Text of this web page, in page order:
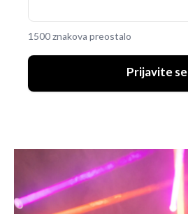
1500 znakova preostalo
Prijavite se